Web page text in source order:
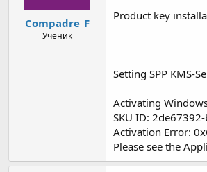
Compadre_F
Ученик
Product key
Setting SPP KMS-
Activating
SKU ID:
Activation Error:
Please see the